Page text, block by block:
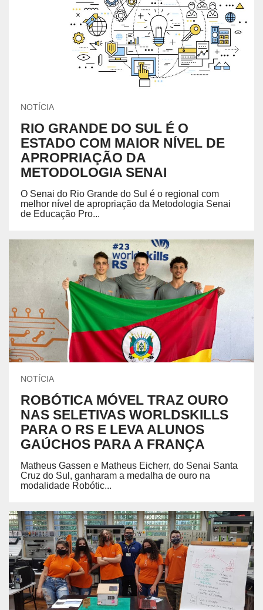
NOTÍCIA
RIO GRANDE DO SUL É O
ESTADO COM MAIOR NÍVEL DE
APROPRIAÇÃO DA
METODOLOGIA SENAI
O Senai do Rio Grande do Sul é o regional com
melhor nível de apropriação da Metodologia Senai
de Educação Pro...
NOTÍCIA
ROBÓTICA MÓVEL TRAZ OURO
NAS SELETIVAS WORLDSKILLS
PARA O RS E LEVA ALUNOS
GAÚCHOS PARA A FRANÇA
Matheus Gassen e Matheus Eicherr, do Senai Santa
Cruz do Sul, ganharam a medalha de ouro na
modalidade Robótic...